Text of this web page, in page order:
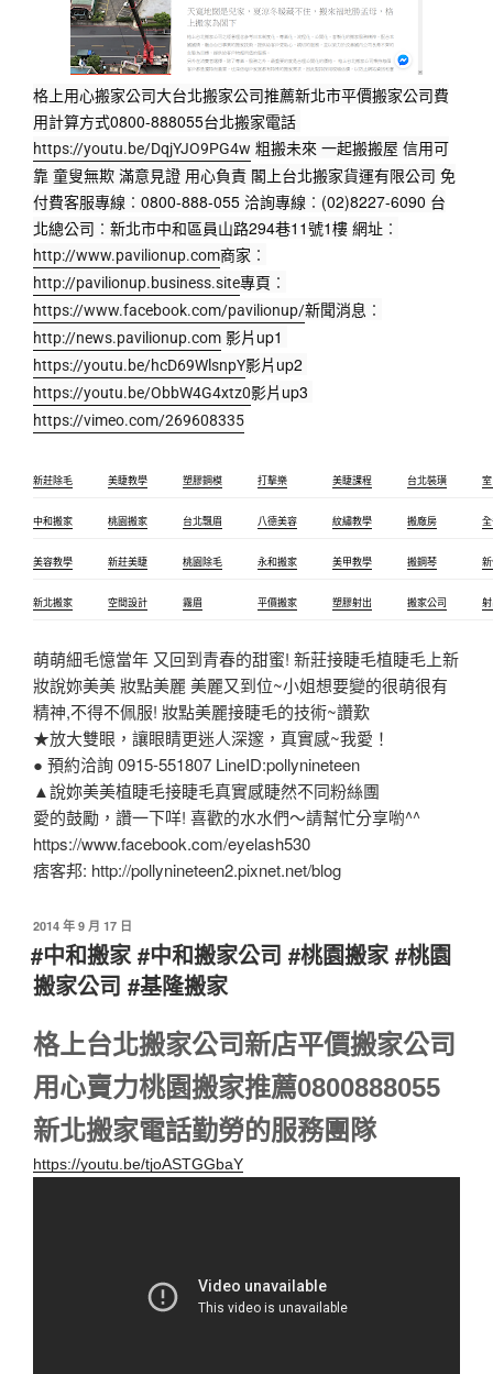
格上用心搬家公司大台北搬家公司推薦新北市平價搬家公司費
用計算方式0800-888055台北搬家電話
https://youtu.be/DqjYJO9PG4w 粗搬未來 一起搬搬屋 信用可
靠 童叟無欺 滿意見證 用心負責 閣上台北搬家貨運有限公司 免
付費客服專線︰0800-888-055 洽詢專線︰(02)8227-6090 台
北總公司︰新北市中和區員山路294巷11號1樓 網址︰
http://www.pavilionup.com商家︰
http://pavilionup.business.site專頁︰
https://www.facebook.com/pavilionup/新聞消息︰
http://news.pavilionup.com 影片up1
https://youtu.be/hcD69WlsnpY影片up2
https://youtu.be/ObbW4G4xtz0影片up3
https://vimeo.com/269608335
新莊除毛 美睫教學 塑膠鋼模 打擊樂 美睫課程 台北裝璜
中和搬家 桃園搬家 台北飄眉 八德美容 紋繡教學 搬廠房
美容教學 新莊美睫 桃園除毛 永和搬家 美甲教學 搬鋼琴
新北搬家 空間設計 霧眉 平價搬家 塑膠射出 搬家公司
萌萌細毛憶當年 又回到青春的甜蜜! 新莊接睫毛植睫毛上新
妝說妳美美 妝點美麗 美麗又到位~小姐想要變的很萌很有
精神,不得不佩服! 妝點美麗接睫毛的技術~讚歎
★放大雙眼，讓眼睛更迷人深邃，真實感~我愛！
● 預約洽詢 0915-551807 LineID:pollynineteen
▲說妳美美植睫毛接睫毛真實感睫然不同粉絲團
愛的鼓勵，讚一下咩! 喜歡的水水們～請幫忙分享喲^^
https://www.facebook.com/eyelash530
痞客邦: http://pollynineteen2.pixnet.net/blog
2014 年 9 月 17 日
#中和搬家 #中和搬家公司 #桃園搬家 #桃園
搬家公司 #基隆搬家
格上台北搬家公司新店平價搬家公司
用心賣力桃園搬家推薦0800888055
新北搬家電話勤勞的服務團隊
https://youtu.be/tjoASTGGbaY